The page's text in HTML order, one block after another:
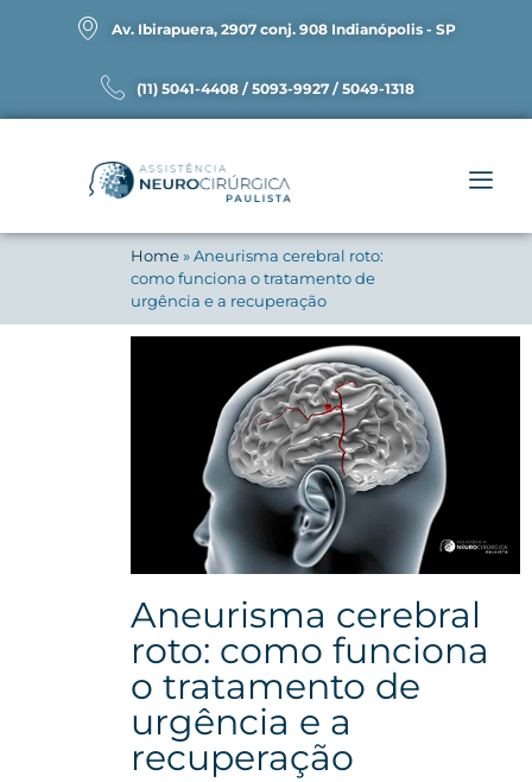
Av. Ibirapuera, 2907 conj. 908 Indianópolis - SP
(11) 5041-4408 / 5093-9927 / 5049-1318
Home»Aneurisma cerebral roto:
como funciona o tratamento de
urgência e a recuperação
Aneurisma cerebral
roto: como funciona
o tratamento de
urgência e a
recuperação